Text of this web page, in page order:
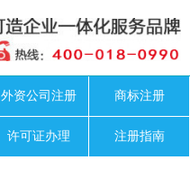
外资公司注册 商标注册
许可证办理 注册指南